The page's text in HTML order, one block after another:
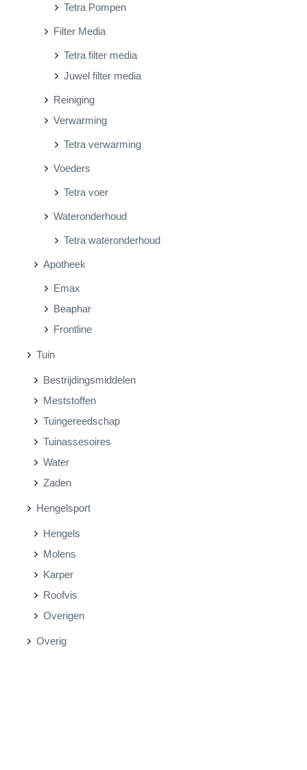
Tetra Pompen
Filter Media
Tetra filter media
Juwel filter media
Reiniging
Verwarming
Tetra verwarming
Voeders
Tetra voer
Wateronderhoud
Tetra wateronderhoud
Apotheek
Emax
Beaphar
Frontline
Tuin
Bestrijdingsmiddelen
Meststoffen
Tuingereedschap
Tuinassesoires
Water
Zaden
Hengelsport
Hengels
Molens
Karper
Roofvis
Overigen
Overig